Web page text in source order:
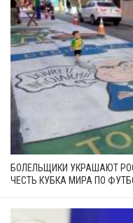
БОЛЕЛЬЩИКИ УКРАШАЮТ
ЧЕСТЬ КУБКА МИРА ПО